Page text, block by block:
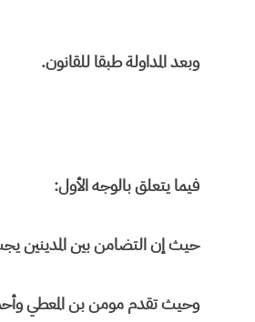
وبعد المداولة طبقا للقانون.
فيما يتعلق بالوجه الأول:
حيث إن التضامن بين المدينين
وحيث تقدم مومن بن المعطي وأحمد